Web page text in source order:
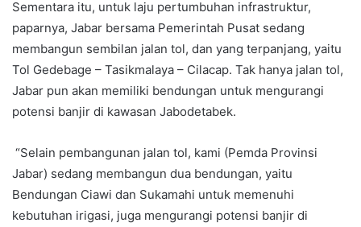
Sementara itu, untuk laju pertumbuhan infrastruktur,
paparnya, Jabar bersama Pemerintah Pusat sedang
membangun sembilan jalan tol, dan yang terpanjang, yaitu
Tol Gedebage – Tasikmalaya – Cilacap. Tak hanya jalan tol,
Jabar pun akan memiliki bendungan untuk mengurangi
potensi banjir di kawasan Jabodetabek.
“Selain pembangunan jalan tol, kami (Pemda Provinsi
Jabar) sedang membangun dua bendungan, yaitu
Bendungan Ciawi dan Sukamahi untuk memenuhi
kebutuhan irigasi, juga mengurangi potensi banjir di